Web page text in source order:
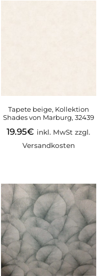
Tapete beige, Kollektion
Shades von Marburg, 32439
19.95€ inkl. MwSt zzgl.
Versandkosten